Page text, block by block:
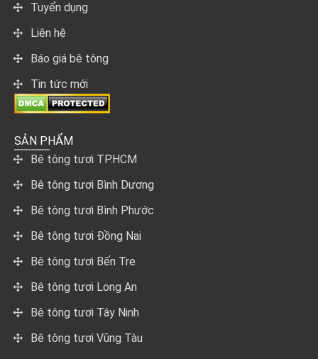
Tuyển dụng
Liên hệ
Báo giá bê tông
Tin tức mới
SẢN PHẨM
Bê tông tươi TP.HCM
Bê tông tươi Bình Dương
Bê tông tươi Bình Phước
Bê tông tươi Đồng Nai
Bê tông tươi Bến Tre
Bê tông tươi Long An
Bê tông tươi Tây Ninh
Bê tông tươi Vũng Tàu